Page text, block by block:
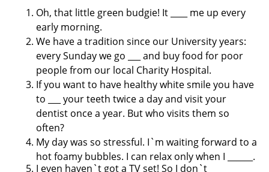
Oh, that little green budgie! It ____ me up every
early morning.
We have a tradition since our Universityyears:
every Sunday we go ___ and buy food for poor
people from our local Charity Hospital.
If you want to have healthy white smile you have
to ___ your teeth twice a day and visityour
dentist once a year. But who visits them so
often?
My day was so stressful. I`m waiting forward to a
hot foamy bubbles. I can relax only when I ______.
I even haven`t got a TV set! So I don`t